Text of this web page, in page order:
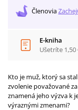
Členovia
E-kniha
Ušetríte 1,50
Kto je muž, ktorý sa
zvolenie považované
znamená jeho výzva k
výraznými zmenami?